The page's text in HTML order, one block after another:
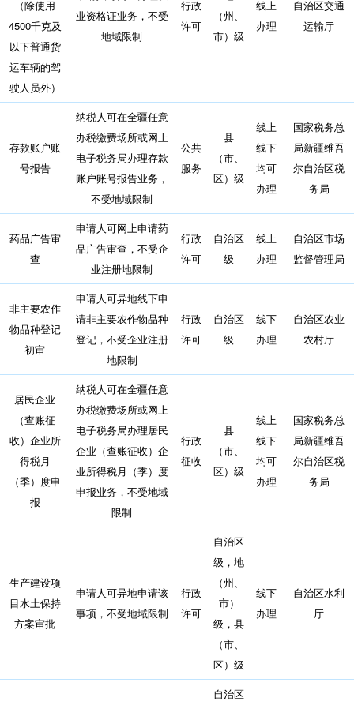
（除使用
4500千克及
以下普通货
运车辆的驾
驶人员外）
业资格证业务，不受
地域限制
行政
许可
（州、
市）级
线上
办理
自治区交通
运输厅
存款账户账
号报告
纳税人可在全疆任意
办税缴费场所或网上
电子税务局办理存款
账户账号报告业务，
不受地域限制
公共
服务
县
（市、
区）级
线上
线下
均可
办理
国家税务总
局新疆维吾
尔自治区税
务局
药品广告审
查
申请人可网上申请药
品广告审查，不受企
业注册地限制
行政
许可
自治区
级
线上
办理
自治区市场
监督管理局
非主要农作
物品种登记
初审
申请人可异地线下申
请非主要农作物品种
登记，不受企业注册
地限制
行政
许可
自治区
级
线下
办理
自治区农业
农村厅
居民企业
（查账征
收）企业所
得税月
（季）度申
报
纳税人可在全疆任意
办税缴费场所或网上
电子税务局办理居民
企业（查账征收）企
业所得税月（季）度
申报业务，不受地域
限制
行政
征收
县
（市、
区）级
线上
线下
均可
办理
国家税务总
局新疆维吾
尔自治区税
务局
生产建设项
目水土保持
方案审批
申请人可异地申请该
事项，不受地域限制
行政
许可
自治区
级，地
（州、
市）
级，县
（市、
区）级
线下
办理
自治区水利
厅
自治区